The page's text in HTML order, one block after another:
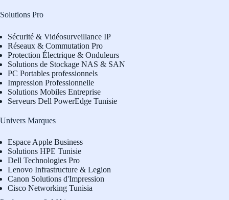
Solutions Pro
Sécurité & Vidéosurveillance IP
Réseaux & Commutation Pro
Protection Électrique & Onduleurs
Solutions de Stockage NAS & SAN
PC Portables professionnels
Impression Professionnelle
Solutions Mobiles Entreprise
Serveurs Dell PowerEdge Tunisie
Univers Marques
Espace Apple Business
Solutions HPE Tunisie
Dell Technologies Pro
Lenovo Infrastructure & Legion
Canon Solutions d'Impression
Cisco Networking Tunisia